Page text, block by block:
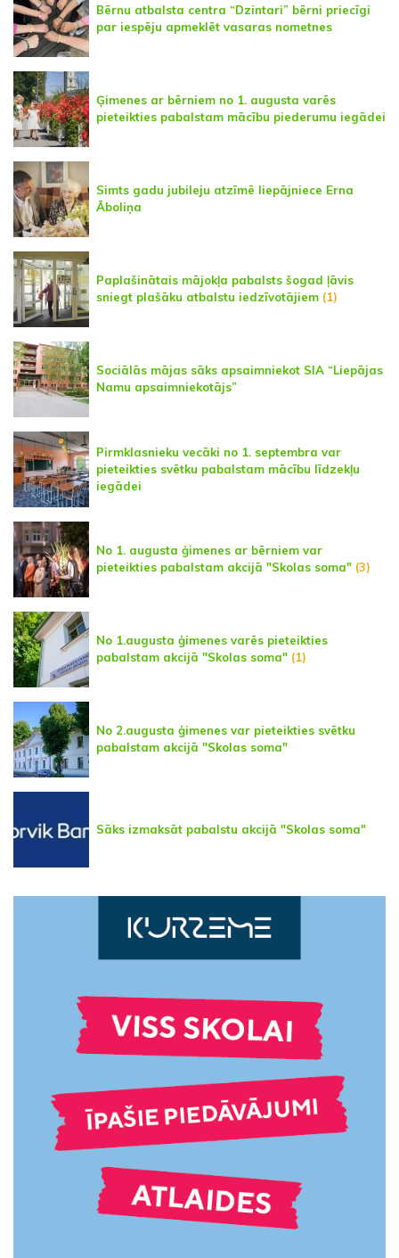
Bērnu atbalsta centra “Dzintari” bērni priecīgi
par iespēju apmeklēt vasaras nometnes
Ģimenes ar bērniem no 1. augusta varēs
pieteikties pabalstam mācību piederumu iegādei
Simts gadu jubileju atzīmē liepājniece Erna
Āboliņa
Paplašinātais mājokļa pabalsts šogad ļāvis
sniegt plašāku atbalstu iedzīvotājiem (1)
Sociālās mājas sāks apsaimniekot SIA “Liepājas
Namu apsaimniekotājs”
Pirmklasnieku vecāki no 1. septembra var
pieteikties svētku pabalstam mācību līdzekļu
iegādei
No 1. augusta ģimenes ar bērniem var
pieteikties pabalstam akcijā "Skolas soma" (3)
No 1.augusta ģimenes varēs pieteikties
pabalstam akcijā "Skolas soma" (1)
No 2.augusta ģimenes var pieteikties svētku
pabalstam akcijā "Skolas soma"
Sāks izmaksāt pabalstu akcijā "Skolas soma"